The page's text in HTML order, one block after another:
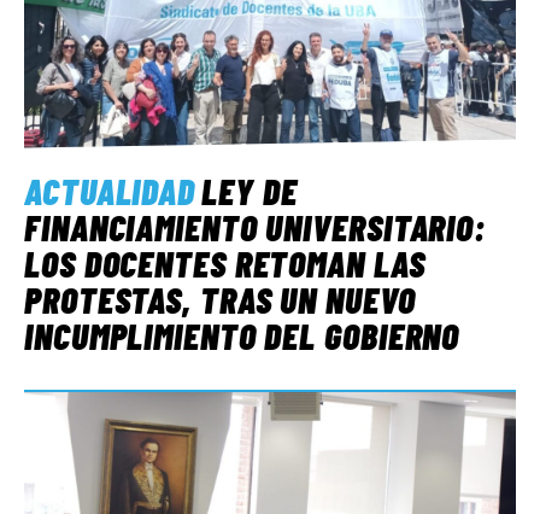
ACTUALIDADLEY DE
FINANCIAMIENTO UNIVERSITARIO:
LOS DOCENTES RETOMAN LAS
PROTESTAS, TRAS UN NUEVO
INCUMPLIMIENTO DEL GOBIERNO